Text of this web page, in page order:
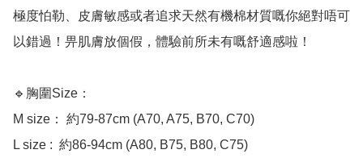
極度怕勒、皮膚敏感或者追求天然有機棉材質嘅你絕對唔可
以錯過！畀肌膚放個假，體驗前所未有嘅舒適感啦！
🔹胸圍Size：
M size： 約79-87cm (A70, A75, B70, C70)
L size :  約86-94cm (A80, B75, B80, C75)